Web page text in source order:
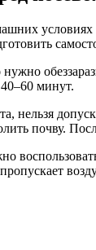
минут.
нельзя
почву.